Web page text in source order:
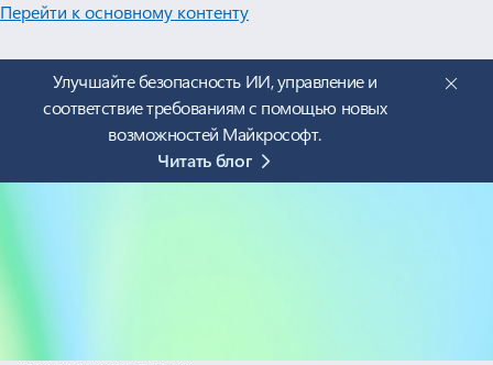
Перейти к основному контенту
Улучшайте безопасность ИИ, управление и
соответствие требованиям с помощью новых
возможностей Майкрософт.
Читать блог